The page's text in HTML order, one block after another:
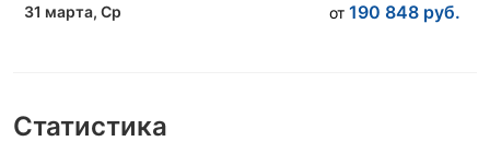
31 марта, Ср от 190 848 руб.
Статистика